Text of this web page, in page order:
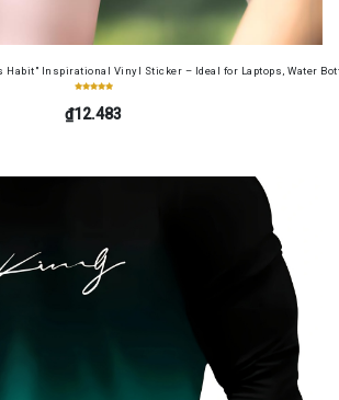
Inspirational Vinyl Sticker – Ideal for Laptops, Water
₫12.483